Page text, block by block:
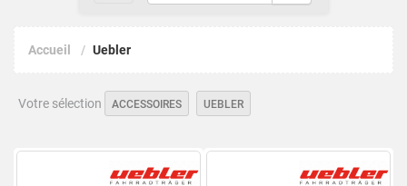
navigation
Accueil Uebler
Votre sélection ACCESSOIRES UEBLER